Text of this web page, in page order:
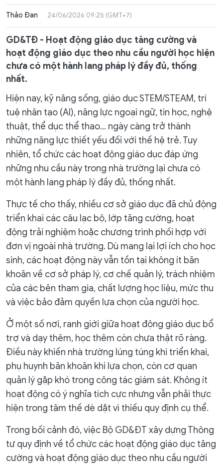
Thảo Đan 24/06/2026 09:25 (GMT+7)
GD&TĐ - Hoạt động giáo dục tăng cường và
hoạt động giáo dục theo nhu cầu người học hiện
chưa có một hành lang pháp lý đầy đủ, thống
nhất.
Hiện nay, kỹ năng sống, giáo dục STEM/STEAM, trí
tuệ nhân tạo (AI), năng lực ngoại ngữ, tin học, nghệ
thuật, thể dục thể thao… ngày càng trở thành
những năng lực thiết yếu đối với thế hệ trẻ. Tuy
nhiên, tổ chức các hoạt động giáo dục đáp ứng
những nhu cầu này trong nhà trường lại chưa có
một hành lang pháp lý đầy đủ, thống nhất.
Thực tế cho thấy, nhiều cơ sở giáo dục đã chủ động
triển khai các câu lạc bộ, lớp tăng cường, hoạt
động trải nghiệm hoặc chương trình phối hợp với
đơn vị ngoài nhà trường. Dù mang lại lợi ích cho học
sinh, các hoạt động này vẫn tồn tại không ít băn
khoăn về cơ sở pháp lý, cơ chế quản lý, trách nhiệm
của các bên tham gia, chất lượng học liệu, mức thu
và việc bảo đảm quyền lựa chọn của người học.
Ở một số nơi, ranh giới giữa hoạt động giáo dục bổ
trợ và dạy thêm, học thêm còn chưa thật rõ ràng.
Điều này khiến nhà trường lúng túng khi triển khai,
phụ huynh băn khoăn khi lựa chọn, còn cơ quan
quản lý gặp khó trong công tác giám sát. Không ít
hoạt động có ý nghĩa tích cực nhưng vẫn phải thực
hiện trong tâm thế dè dặt vì thiếu quy định cụ thể.
Trong bối cảnh đó, việc Bộ GD&ĐT xây dựng Thông
tư quy định về tổ chức các hoạt động giáo dục tăng
cường và hoạt động giáo dục theo nhu cầu người